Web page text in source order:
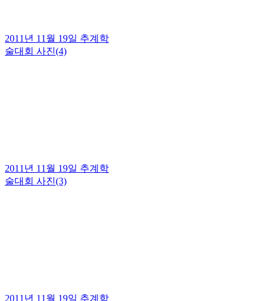
2011년 11월 19일 추계학
술대회 사진(4)
2011년 11월 19일 추계학
술대회 사진(3)
2011년 11월 19일 추계학